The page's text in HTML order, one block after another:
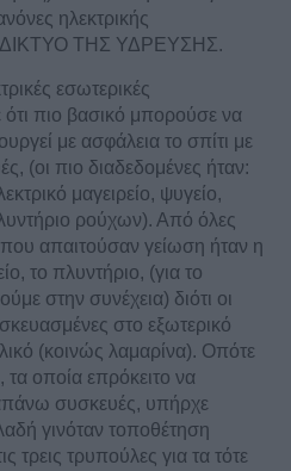
ηλεκτρικής
ΔΙΚΤΥΟ ΤΗΣ ΥΔΡΕΥΣΗΣ.
εσωτερικές
ότι πιο βασικό μπορούσε να
με ασφάλεια το σπίτι με
(οι πιο διαδεδομένες ήταν:
μαγειρείο, ψυγείο,
ρούχων). Από όλες
που απαιτούσαν γείωση ήταν η
το πλυντήριο, (για το
στην συνέχεια) διότι οι
στο εξωτερικό
(κοινώς λαμαρίνα). Οπότε
τα οποία επρόκειτο να
συσκευές, υπήρχε
γινόταν τοποθέτηση
τρεις τρυπούλες για τα τότε